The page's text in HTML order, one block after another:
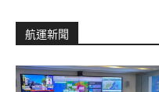
航運新聞